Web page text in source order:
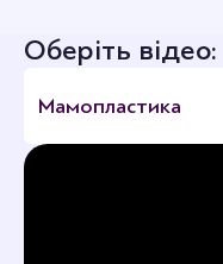
Оберіть відео:
Мамопластика